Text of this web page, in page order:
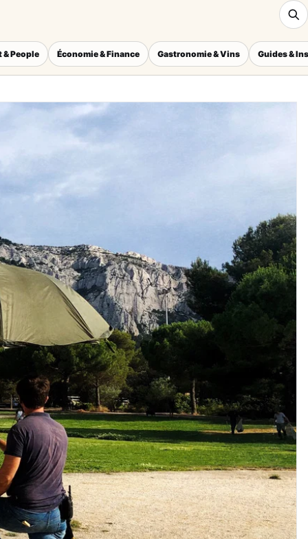
People Économie & Finance Gastronomie & Vins Guides &